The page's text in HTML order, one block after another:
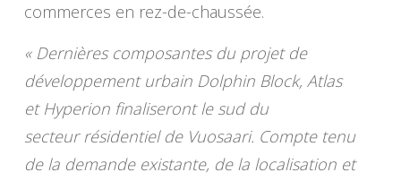
commerces en rez-de-chaussée.
« Dernières composantes du projet de
développement urbain Dolphin Block, Atlas
et Hyperion finaliseront le sud du
secteur résidentiel de Vuosaari. Compte tenu
de la demande existante, de la localisation et